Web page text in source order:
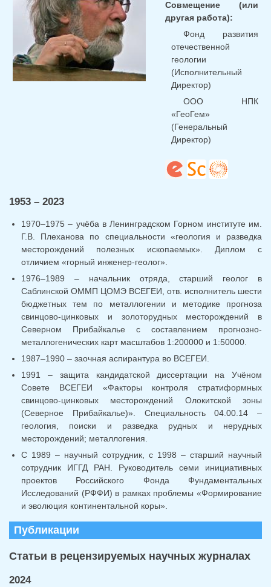
Совмещение (или
другая работа):
Фонд развития
отечественной
геологии
(Исполнительный
Директор)
ООО НПК
«ГеоГем»
(Генеральный
Директор)
1953 – 2023
1970–1975 – учёба в Ленинградском Горном институте им.
Г.В. Плеханова по специальности «геология и разведка
месторождений полезных ископаемых». Диплом с
отличием «горный инженер-геолог».
1976–1989 – начальник отряда, старший геолог в
Саблинской ОММП ЦОМЭ ВСЕГЕИ, отв. исполнитель шести
бюджетных тем по металлогении и методике прогноза
свинцово-цинковых и золоторудных месторождений в
Северном Прибайкалье с составлением прогнозно-
металлогенических карт масштабов 1:200000 и 1:50000.
1987–1990 – заочная аспирантура во ВСЕГЕИ.
1991 – защита кандидатской диссертации на Учёном
Совете ВСЕГЕИ «Факторы контроля стратиформных
свинцово-цинковых месторождений Олокитской зоны
(Северное Прибайкалье)». Специальность 04.00.14 –
геология, поиски и разведка рудных и нерудных
месторождений; металлогения.
С 1989 – научный сотрудник, с 1998 – старший научный
сотрудник ИГГД РАН. Руководитель семи инициативных
проектов Российского Фонда Фундаментальных
Исследований (РФФИ) в рамках проблемы «Формирование
и эволюция континентальной коры».
Публикации
Статьи в рецензируемых научных журналах
2024